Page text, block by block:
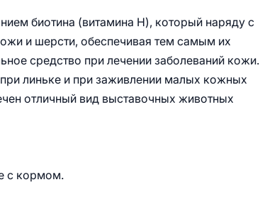
биотина (витамина H), который наряду с
и шерсти, обеспечивая тем самым их
средство при лечении заболеваний кожи.
линьке и при заживлении малых кожных
отличный вид выставочных животных
с кормом.